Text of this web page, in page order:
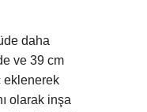
daha
ve 39 cm
eklenerek
olarak inşa